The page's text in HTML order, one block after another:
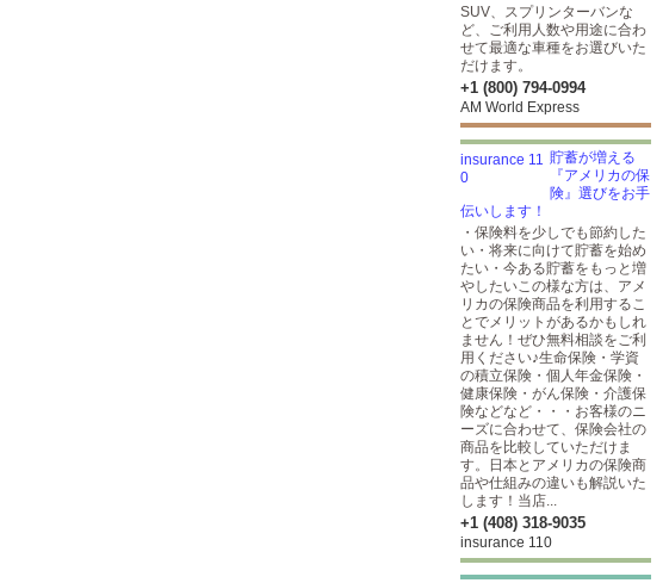
SUV、スプリンターバンな
ど、ご利用人数や用途に合わ
せて最適な車種をお選びいた
だけます。
+1 (800) 794-0994
AM World Express
貯蓄が増える
『アメリカの保
険』選びをお手
伝いします！
・保険料を少しでも節約した
い・将来に向けて貯蓄を始め
たい・今ある貯蓄をもっと増
やしたいこの様な方は、アメ
リカの保険商品を利用するこ
とでメリットがあるかもしれ
ません！ぜひ無料相談をご利
用ください♪生命保険・学資
の積立保険・個人年金保険・
健康保険・がん保険・介護保
険などなど・・・お客様のニ
ーズに合わせて、保険会社の
商品を比較していただけま
す。日本とアメリカの保険商
品や仕組みの違いも解説いた
します！当店...
+1 (408) 318-9035
insurance 110